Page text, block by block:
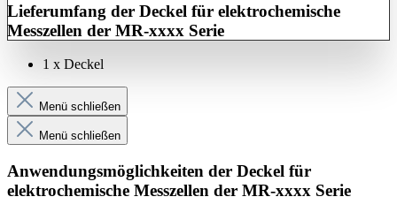
Lieferumfang der Deckel für elektrochemische
Messzellen der MR-xxxx Serie
1 x Deckel
Menü schließen
Menü schließen
Anwendungsmöglichkeiten der Deckel für
elektrochemische Messzellen der MR-xxxx Serie